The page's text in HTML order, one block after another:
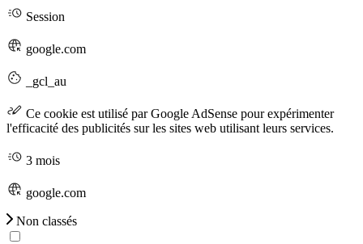
Session
google.com
_gcl_au
Ce cookie est utilisé par Google AdSense pour expérimenter
l'efficacité des publicités sur les sites web utilisant leurs services.
3 mois
google.com
Non classés